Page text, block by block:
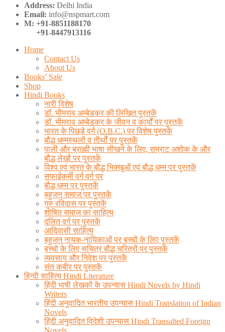
Address: Delhi India
Email: info@nspmart.com
M: +91-8851188170
+91-8447913116
Home
Contact Us
About Us
Books’ Sale
Shop
Hindi Books
नारी विशेष
डॉ. भीमराव अम्बेडकर की लिखित पुस्तकें
डॉ. भीमराव अम्बेडकर के जीवन व कार्यों पर पुस्तकें
भारत के पिछड़े वर्ग (O.B.C.) पर विशेष पुस्तकें
बौद्ध धम्मस्थलों व तीर्थों पर पुस्तकें
पाली और ब्राह्मी भाषा सीखने के लिए, सम्राट अशोक के और
बौद्ध लेखों पर पुस्तकें
विश्व एवं भारत के बौद्ध भिक्खुओं एवं बौद्ध धम्म पर पुस्तकें
सफाईकर्मी वर्ग वर्ग पर
बौद्ध धम्म पर पुस्तकें
बहुजन समाज पर पुस्तकें
गुरु रविदास पर पुस्तकें
शोषित समाज का साहित्य
दलित वर्ग पर पुस्तकें
आदिवासी साहित्य
बहुजन नायक-नायिकाओं पर बच्चों के लिए पुस्तकें
बच्चो के लिए सचित्र बौद्ध चरित्रों पर पुस्तकें
व्यवसाय और निवेश पर पुस्तकें
संत कबीर पर पुस्तकें
हिन्दी साहित्य Hindi Literature
हिंदी भाषी लेखकों के उपन्यास Hindi Novels by Hindi
Writers
हिंदी अनुवादित भारतीय उपन्यास Hindi Translation of Indian
Novels
हिंदी अनुवादित विदेशी उपन्यास Hindi Transalted Foreign
Novels